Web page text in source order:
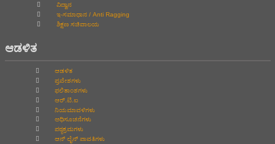
ವಿದ್ವಾನ
ಇ-ಸಮಾಧಾನ / Anti Ragging
ಶಿಕ್ಷಣ ಸಚಿವಾಲಯ
ಆಡಳಿತ
ಆಡಳಿತ
ಪ್ರವೇಶಗಳು
ಫಲಿತಾಂಶಗಳು
ಆರ್.ಟಿ.ಐ
ನಿಯಮಾವಳಿಗಳು
ಅಧಿಸೂಚನೆಗಳು
ಪಠ್ಯಕ್ರಮಗಳು
ಆನ್‌ ಲೈನ್‌ ಪಾವತಿಗಳು